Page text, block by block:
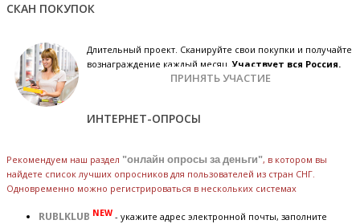
СКАН ПОКУПОК
Длительный проект. Сканируйте свои покупки и получайте
вознаграждение каждый месяц.Участвует вся Россия.
ПРИНЯТЬ УЧАСТИЕ
ИНТЕРНЕТ-ОПРОСЫ
Рекомендуем наш раздел "онлайн опросы за деньги", в котором вы
найдете список лучших опросников для пользователей из стран СНГ.
Одновременно можно регистрироваться в нескольких системах
RUBLKLUB NEW - укажите адрес электронной почты, заполните